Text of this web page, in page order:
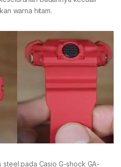
warna hitam.
pada Casio G-shock GA-